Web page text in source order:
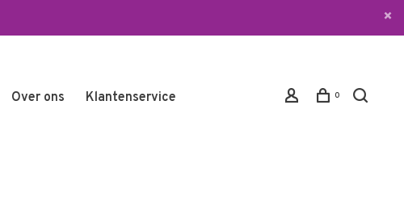
Over ons Klantenservice 0